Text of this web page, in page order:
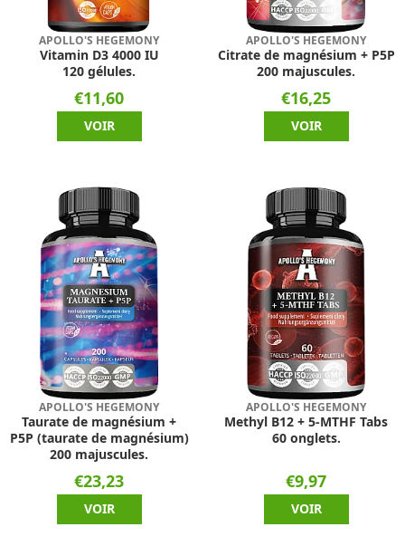
APOLLO'S HEGEMONY
Vitamin D3 4000 IU
120 gélules.
€11,60
VOIR
APOLLO'S HEGEMONY
Citrate de magnésium + P5P
200 majuscules.
€16,25
VOIR
APOLLO'S HEGEMONY
Taurate de magnésium +
P5P (taurate de magnésium)
200 majuscules.
€23,23
VOIR
APOLLO'S HEGEMONY
Methyl B12 + 5-MTHF Tabs
60 onglets.
€9,97
VOIR